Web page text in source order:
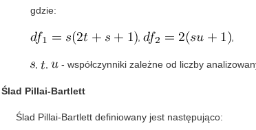
gdzie:
, ,
, , - współczynniki zależne od liczby
Ślad Pillai-Bartlett
Ślad Pillai-Bartlett definiowany jest następująco: